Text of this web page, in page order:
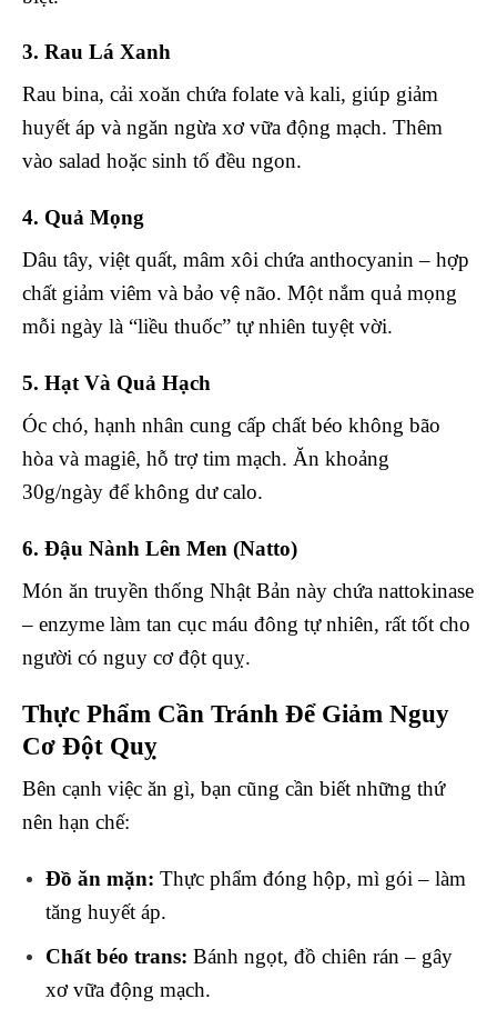
3. Rau Lá Xanh
Rau bina, cải xoăn chứa folate và kali, giúp giảm
huyết áp và ngăn ngừa xơ vữa động mạch. Thêm
vào salad hoặc sinh tố đều ngon.
4. Quả Mọng
Dâu tây, việt quất, mâm xôi chứa anthocyanin – hợp
chất giảm viêm và bảo vệ não. Một nắm quả mọng
mỗi ngày là “liều thuốc” tự nhiên tuyệt vời.
5. Hạt Và Quả Hạch
Óc chó, hạnh nhân cung cấp chất béo không bão
hòa và magiê, hỗ trợ tim mạch. Ăn khoảng
30g/ngày để không dư calo.
6. Đậu Nành Lên Men (Natto)
Món ăn truyền thống Nhật Bản này chứa nattokinase
– enzyme làm tan cục máu đông tự nhiên, rất tốt cho
người có nguy cơ đột quỵ.
Thực Phẩm Cần Tránh Để Giảm Nguy
Cơ Đột Quỵ
Bên cạnh việc ăn gì, bạn cũng cần biết những thứ
nên hạn chế:
Đồ ăn mặn: Thực phẩm đóng hộp, mì gói – làm
tăng huyết áp.
Chất béo trans: Bánh ngọt, đồ chiên rán – gây
xơ vữa động mạch.